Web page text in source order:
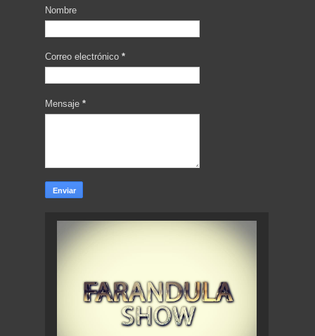
Nombre
Correo electrónico *
Mensaje *